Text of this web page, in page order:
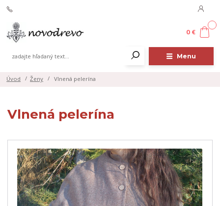
Menu
0 €
Úvod Ženy Vlnená pelerína
Vlnená pelerína